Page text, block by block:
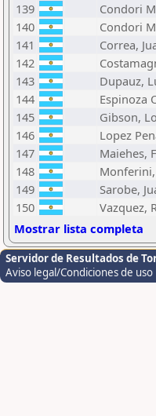
139
Condori
140
Condori
141
Correa,
142
143
Dupauz,
144
Espinoza
145
Gibson,
146
Lopez
147
Maiehes,
148
149
Sarobe,
150
Vazquez,
Mostrar lista completa
Servidor de Resultados de
Aviso legal/Condiciones de uso